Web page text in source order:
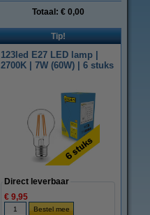
Totaal: € 0,00
Tip!
123led E27 LED lamp |
2700K | 7W (60W) | 6 stuks
Direct leverbaar
€ 9,95